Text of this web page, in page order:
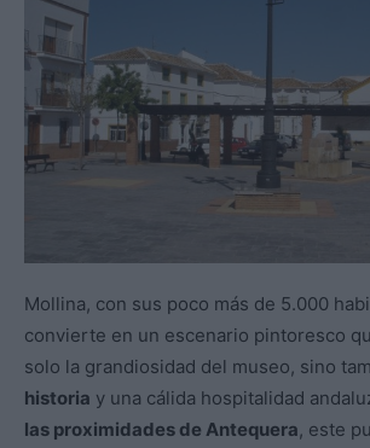
Mollina, con sus poco más de 5.000
convierte en un escenario pintoresco
solo la grandiosidad del museo, sino
historia y una cálida hospitalidad
las proximidades de Antequera, este